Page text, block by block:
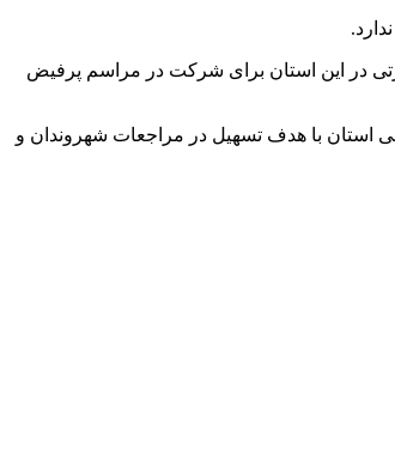
خلخال اظهارداشت: سال گذشته بیش از ۱۸ هزار گذرنامه زیارتی در این استان برای شرکت در مراسم پرفیض
گفت: واحد صدور گذرنامه فرماندهی انتظامی استان با هدف تسهیل در مراجعات شهروندان و